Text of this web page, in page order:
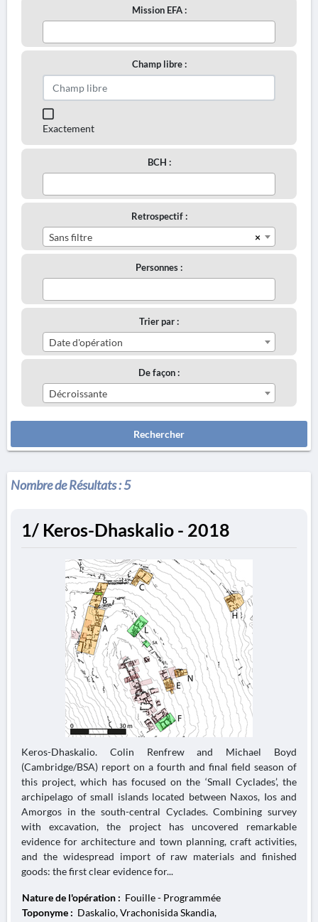
Mission EFA :
Champ libre :
Exactement
BCH :
Retrospectif :
×
Sans filtre
Personnes :
Trier par :
Date d'opération
De façon :
Décroissante
Rechercher
Nombre de Résultats :5
1/ Keros-Dhaskalio - 2018
Keros-Dhaskalio. Colin Renfrew and Michael Boyd
(Cambridge/BSA) report on a fourth and final field season of
this project, which has focused on the ‘Small Cyclades’, the
archipelago of small islands located between Naxos, Ios and
Amorgos in the south-central Cyclades. Combining survey
with excavation, the project has uncovered remarkable
evidence for architecture and town planning, craft activities,
and the widespread import of raw materials and finished
goods: the first clear evidence for...
Nature de l'opération : Fouille - Programmée
Toponyme : Daskalio, Vrachonisida Skandia,